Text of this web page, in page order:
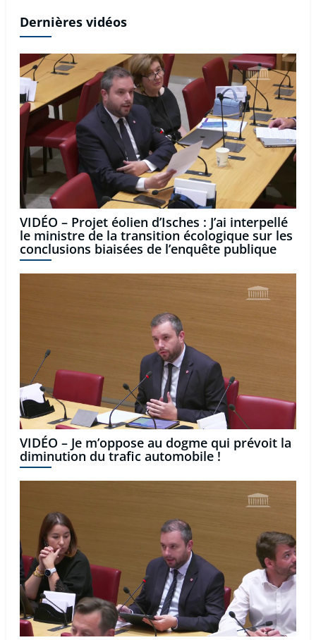
Dernières vidéos
VIDÉO – Projet éolien d’Isches : J’ai interpellé
le ministre de la transition écologique sur les
conclusions biaisées de l’enquête publique
VIDÉO – Je m’oppose au dogme qui prévoit la
diminution du trafic automobile !